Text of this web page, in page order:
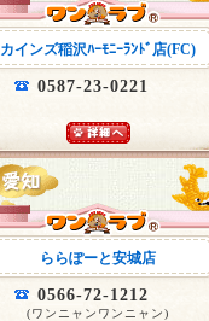
カインズ稲沢ﾊｰﾓﾆｰﾗﾝﾄﾞ店(FC)
0587-23-0221
ららぽーと安城店
0566-72-1212
(ワンニャンワンニャン)